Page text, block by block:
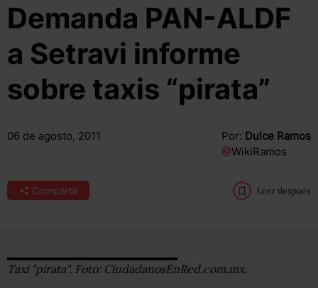
Demanda PAN-ALDF
a Setravi informe
sobre taxis “pirata”
06 de agosto, 2011 Por: Dulce Ramos
@WikiRamos
Compartir Leer después
Taxi "pirata". Foto: CiudadanosEnRed.com.mx.